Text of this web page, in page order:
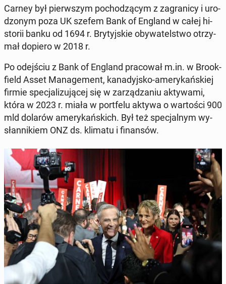
Carney był pierw­szym po­cho­dzą­cym z za­gra­ni­cy i uro­
dzo­nym poza UK szefem Bank of England w całej hi­
sto­rii banku od 1694 r. Bry­tyj­skie oby­wa­tel­stwo otrzy­
mał dopiero w 2018 r.
Po odej­ściu z Bank of England pra­co­wał m.in. w Bro­ok­
field Asset Ma­na­ge­ment, ka­na­dyj­sko-ame­ry­kań­skiej
firmie spe­cja­li­zu­ją­cej się w za­rzą­dza­niu ak­ty­wa­mi,
która w 2023 r. miała w port­fe­lu aktywa o war­to­ści 900
mld dolarów ame­ry­kań­skich. Był też spe­cjal­nym wy­
słan­ni­kiem ONZ ds. klimatu i fi­nan­sów.